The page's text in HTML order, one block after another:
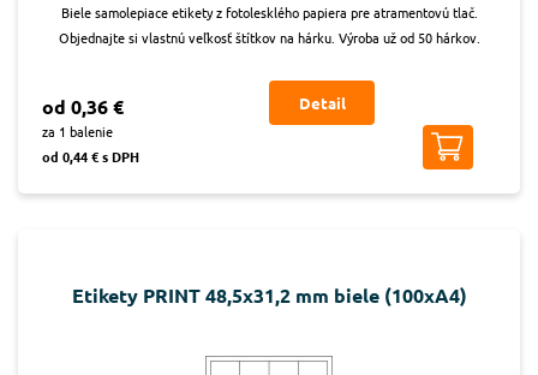
Biele samolepiace etikety z fotolesklého papiera pre atramentovú tlač.
Objednajte si vlastnú veľkosť štítkov na hárku. Výroba už od 50 hárkov.
od 0,36 €
za 1 balenie
od 0,44 € s DPH
Detail
Etikety PRINT 48,5x31,2 mm biele (100xA4)